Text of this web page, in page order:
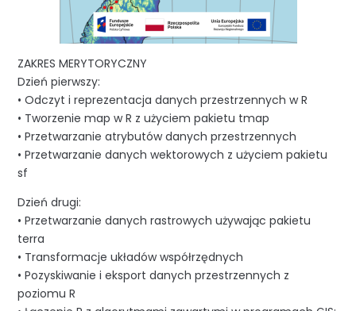
ZAKRES MERYTORYCZNY
Dzień pierwszy:
• Odczyt i reprezentacja danych przestrzennych w R
• Tworzenie map w R z użyciem pakietu tmap
• Przetwarzanie atrybutów danych przestrzennych
• Przetwarzanie danych wektorowych z użyciem pakietu
sf
Dzień drugi:
• Przetwarzanie danych rastrowych używając pakietu
terra
• Transformacje układów współrzędnych
• Pozyskiwanie i eksport danych przestrzennych z
poziomu R